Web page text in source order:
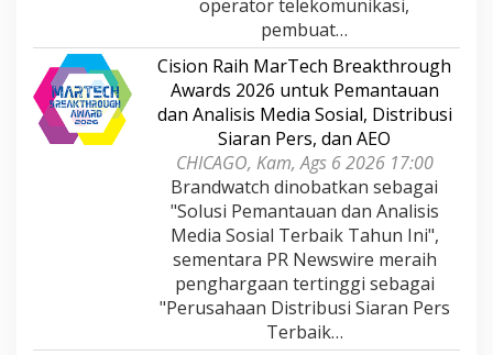
operator telekomunikasi,
pembuat…
Cision Raih MarTech Breakthrough
Awards 2026 untuk Pemantauan
dan Analisis Media Sosial, Distribusi
Siaran Pers, dan AEO
CHICAGO, Kam, Ags 6 2026 17:00
Brandwatch dinobatkan sebagai
"Solusi Pemantauan dan Analisis
Media Sosial Terbaik Tahun Ini",
sementara PR Newswire meraih
penghargaan tertinggi sebagai
"Perusahaan Distribusi Siaran Pers
Terbaik…